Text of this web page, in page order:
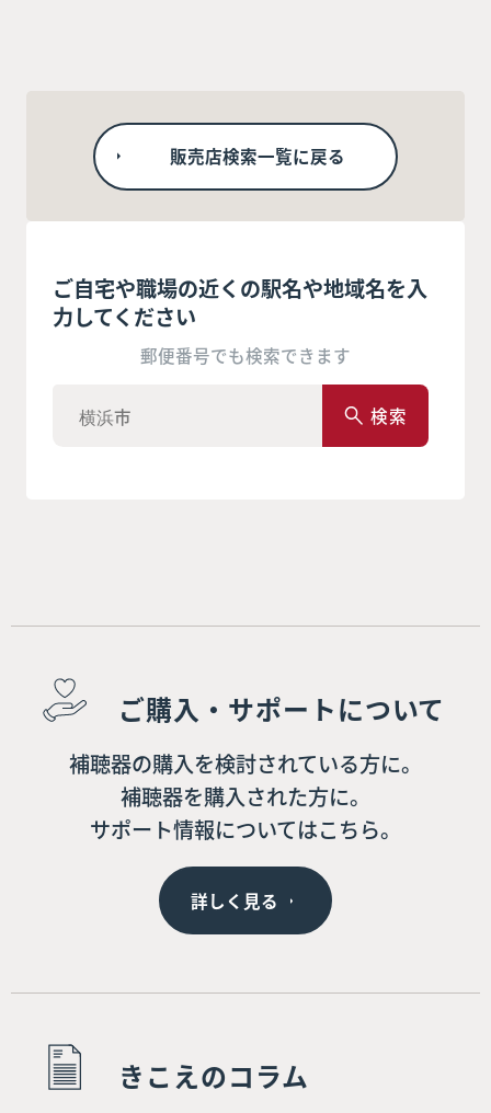
販売店検索一覧に戻る
ご自宅や職場の近くの駅名や地域名を入
力してください
郵便番号でも検索できます
検索
ご購入・サポートについて
補聴器の購入を検討されている方に。
補聴器を購入された方に。
サポート情報についてはこちら。
詳しく見る
きこえのコラム